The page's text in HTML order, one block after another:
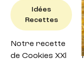
Idées
Recettes
Notre recette
de Cookies XXl